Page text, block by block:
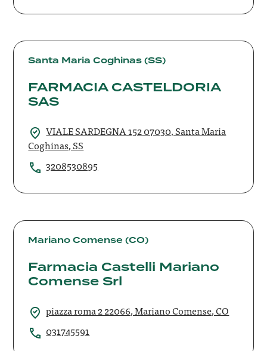
Santa Maria Coghinas (SS)
FARMACIA CASTELDORIA
SAS
VIALE SARDEGNA 152 07030, Santa Maria
Coghinas, SS
3208530895
FARMACIA
CASTELDORIA
Mariano Comense (CO)
Farmacia Castelli Mariano
Comense Srl
piazza roma 2 22066, Mariano Comense, CO
031745591
Farmacia
Castelli
Comense
Srl